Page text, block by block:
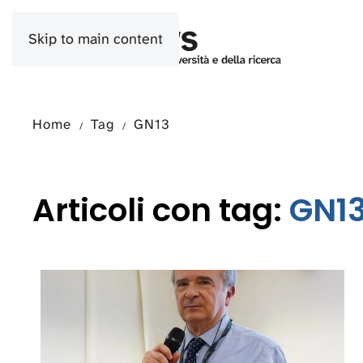
Skip to main content
Home Tag GN13
Articoli con tag: